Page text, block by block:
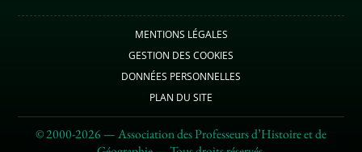
MENTIONS LÉGALES
GESTION DES COOKIES
DONNÉES PERSONNELLES
PLAN DU SITE
© 2000-2026 — Association des Professeurs d’Histoire et de